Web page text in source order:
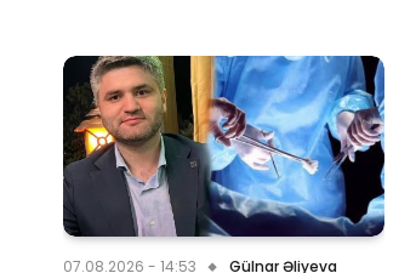
07.08.2026 - 14:53 Gülnar Əliyeva